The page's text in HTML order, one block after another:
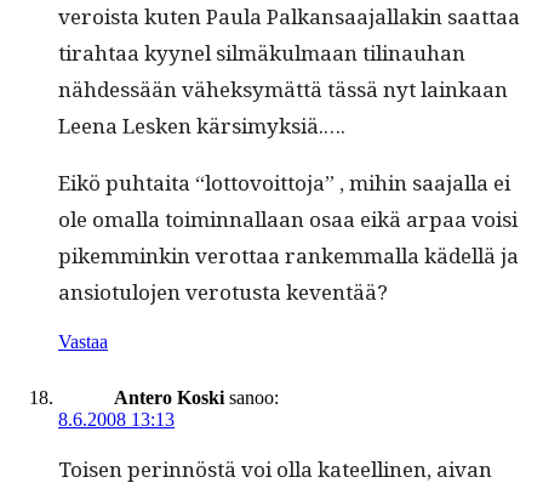
veroista kuten Paula Palka­nsaa­jal­lakin saat­taa
tirah­taa kyynel silmäkul­maan tilin­auhan
nähdessään väheksymät­tä tässä nyt lainkaan
Leena Lesken kärsimyksiä.….
Eikö puh­tai­ta “lot­tovoit­to­ja” , mihin saa­jal­la ei
ole oma­l­la toimin­nal­laan osaa eikä arpaa voisi
pikem­minkin verot­taa rankem­mal­la kädel­lä ja
ansio­tu­lo­jen vero­tus­ta keventää?
Vastaa
Antero Koski sanoo:
8.6.2008 13:13
Toisen perin­nöstä voi olla kateelli­nen, aivan